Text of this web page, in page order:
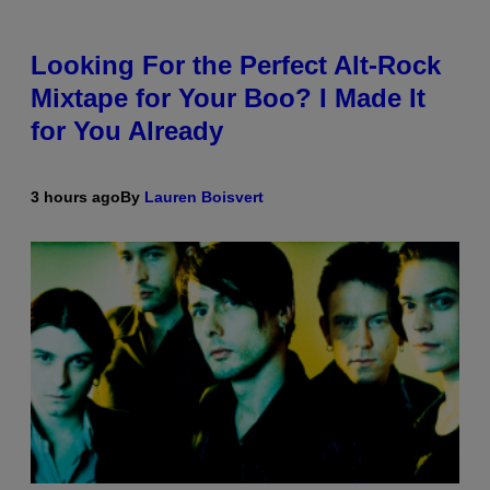
Looking For the Perfect Alt-Rock
Mixtape for Your Boo? I Made It
for You Already
3 hours agoBy Lauren Boisvert